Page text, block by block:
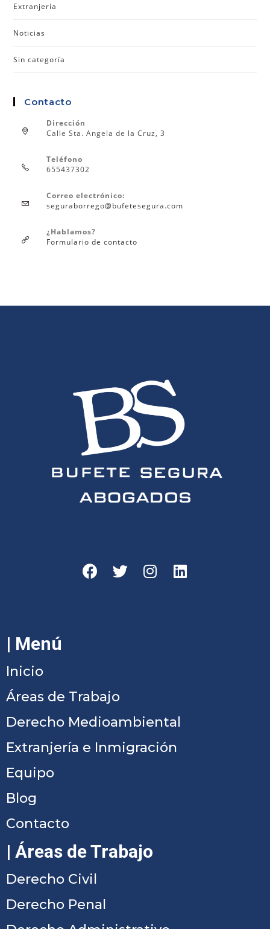
Extranjería
Noticias
Sin categoría
Contacto
Dirección
Calle Sta. Angela de la Cruz, 3
Teléfono
655437302
Correo electrónico:
seguraborrego@bufetesegura.com
¿Hablamos?
Formulario de contacto
| Menú
Inicio
Áreas de Trabajo
Derecho Medioambiental
Extranjería e Inmigración
Equipo
Blog
Contacto
| Áreas de Trabajo
Derecho Civil
Derecho Penal